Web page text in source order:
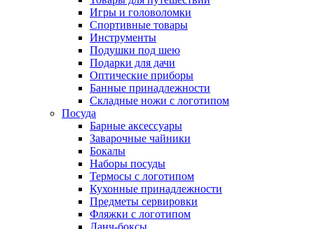
Игры и головоломки
Спортивные товары
Инструменты
Подушки под шею
Подарки для дачи
Оптические приборы
Банные принадлежности
Складные ножи с логотипом
Посуда
Барные аксессуары
Заварочные чайники
Бокалы
Наборы посуды
Термосы с логотипом
Кухонные принадлежности
Предметы сервировки
Фляжки с логотипом
Ланч-боксы